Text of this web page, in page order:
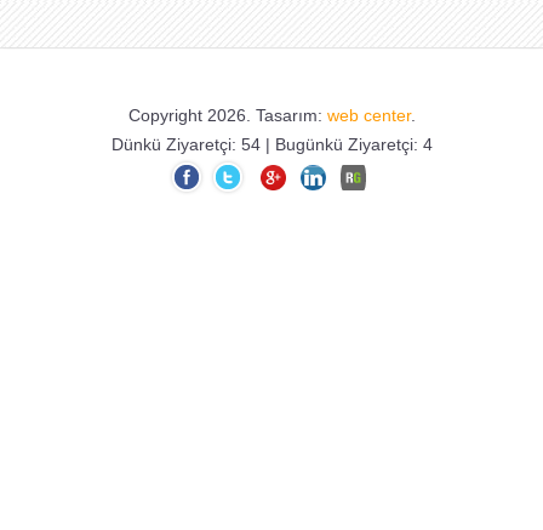
Cumhurbaşkanımız Sayın Recep Tayyip
ERDOĞAN kazandı. Zat-ı Devletlerini ve Büyük
Türk Milletini tebrik ediyorum. Hayırlı olsun.
Copyright 2026. Tasarım: web center.
Dünkü Ziyaretçi: 54 | Bugünkü Ziyaretçi: 4